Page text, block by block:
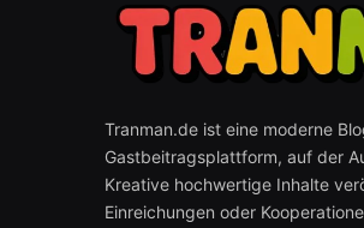
Tranman.de ist eine moderne
Gastbeitragsplattform, auf der
Kreative hochwertige Inhalte
Einreichungen oder